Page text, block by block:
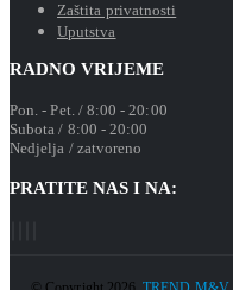
Zaštita privatnosti
Uputstva
RADNO VRIJEME
Pon. - Pet. / 8:00 - 20:00
Subota / 8:00 - 20:00
Nedjelja / zatvoreno
PRATITE NAS I NA: